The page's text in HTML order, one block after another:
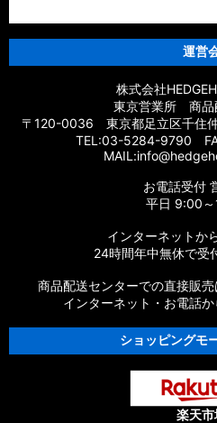
運営
株式会社
東京営業所 商品
〒120-0036 東京都足立区千住
TEL:03-5284-9790
お電話受付
平日 9:00
インターネットか
24時間年中無休で受
商品配送センターでの直接販売
インターネット・お電話か
ショッピングモ
楽天市